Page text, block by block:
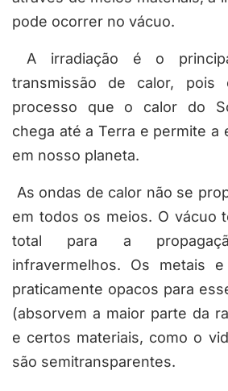
pode ocorrer no vácuo.
A irradiação é o
transmissão de calor, pois
processo que o calor do
chega até a Terra e permite a
em nosso planeta.
As ondas de calor não se
em todos os meios. O vácuo
total para a
infravermelhos. Os metais
praticamente opacos para
(absorvem a maior parte da
e certos materiais, como o
são semitransparentes.